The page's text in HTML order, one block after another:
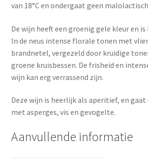
van 18°C en ondergaat geen
De wijn heeft een groenig gele kleur en
In de neus intense florale tonen met
brandnetel, vergezeld door kruidige
groene kruisbessen. De frisheid en
wijn kan erg verrassend zijn.
Deze wijn is heerlijk als aperitief, en
met asperges, vis en gevogelte.
Aanvullende informatie